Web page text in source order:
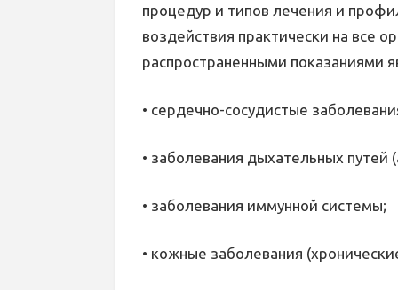
процедур и типов лечения и
воздействия практически на все
распространенными показаниями
• сердечно-сосудистые
• заболевания дыхательных путей
• заболевания иммунной системы;
• кожные заболевания